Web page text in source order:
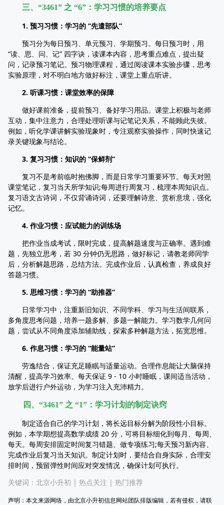
三、“3461” 之 “6”：学习习惯的培养要点
1. 预习习惯：学习的 “先遣部队”
预习分为每日预习、单元预习、学期预习。每日预习时，用
“读、思、问、记” 四字诀，读课本内容，思考重点难点，提出疑
问，记录预习笔记。预习物理课程，通过阅读课本实验步骤，思考
实验原理，对不明白地方做好标注，课堂上重点听讲。
2. 听课习惯：课堂效率的保障
做好课前准备，提前预习、备好学习用品。课堂上积极与老师
互动，集中注意力，合理处理听课与记笔记关系，不能顾此失彼。
例如，听化学课讲解实验现象时，专注观察实验操作，同时快速记
录关键现象与结论。
3. 复习习惯：知识的 “保鲜剂”
复习不是考前临时抱佛脚，而是日常学习重要环节。每天对照
课堂笔记，复习当天所学知识;每周进行周复习，梳理本周知识点。
复习语文古诗词，不仅背诵诗词，还要理解诗意、赏析意境，强化
记忆。
4. 作业习惯：应试能力的训练场
把作业当成考试，限时完成，提高解题速度与正确率。遇到难
题，先独立思考，若 30 分钟仍无思路，做好标记，请教老师同学
后，分析解题思路，总结方法。完成作业后，认真检查，养成良好
答题习惯。
5. 思维习惯：学习的 “助推器”
日常学习中，注重新旧知识、不同学科、学习与生活间联系，
多角度思考问题，培养一题多解、多题一解能力。学习数学几何问
题，尝试从不同角度添加辅助线，探索多种解题方法，拓宽思维。
6. 作息习惯：学习的 “能量站”
劳逸结合，保证充足睡眠与适量运动。合理作息能让大脑保持
清醒，提高学习效率。每天保证 9 - 10 小时睡眠，课间适当活动，
放学后进行户外运动，为学习注入充沛精力。
四、“3461” 之 “1”：学习计划的制定诀窍
制定适合自己的学习计划，将长远目标分解为阶段性小目标。
例如，本学期想提高数学成绩 20 分，可将目标细化到每月、每周、
每天。每周安排固定时间复习错题、做专项练习;每天预习新内容、
完成作业后复习当天知识。制定计划时，要结合自身实际，合理安
排时间，预留弹性时间应对突发情况，确保计划可执行。
关键词： 北京小升初 | 热点关注 | 热门推荐
声明：本文来源网络，由北京小升初信息网站团队排版编辑，若有侵权，请联